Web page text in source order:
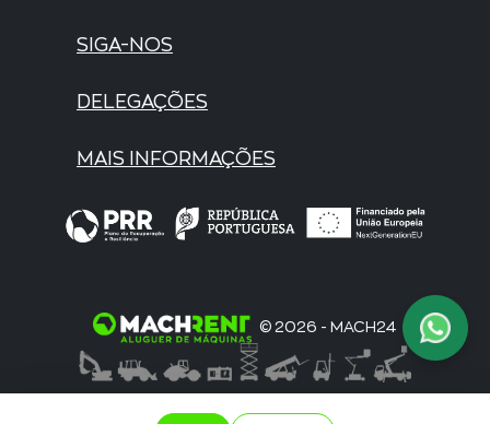
SIGA-NOS
DELEGAÇÕES
MAIS INFORMAÇÕES
© 2026 - MACH24